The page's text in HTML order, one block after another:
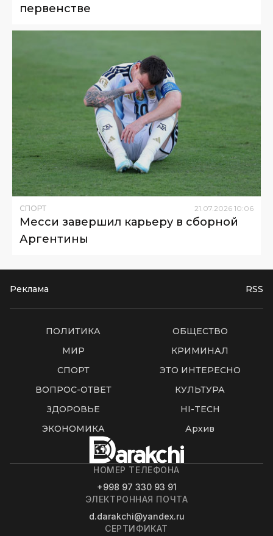
первенстве
СПОРТ 21.07.2026 10:06
Месси завершил карьеру в сборной
Аргентины
Реклама RSS
ПОЛИТИКА
ОБЩЕСТВО
МИР
КРИМИНАЛ
СПОРТ
ЭТО ИНТЕРЕСНО
ВОПРОС-ОТВЕТ
КУЛЬТУРА
ЗДОРОВЬЕ
HI-TECH
ЭКОНОМИКА
Архив
НОМЕР ТЕЛЕФОНА
+998 97 330 93 91
ЭЛЕКТРОННАЯ ПОЧТА
d.darakchi@yandex.ru
СЕРТИФИКАТ